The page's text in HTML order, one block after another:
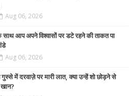
Aug 06, 2026
साथ आप अपने विश्वासों पर डटे रहने की ताकत पा
Aug 06, 2026
में दरवाज़े पर मारी लात, क्या उन्हें शो छोड़ने से